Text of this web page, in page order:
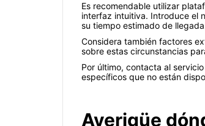
Es recomendable utilizar
interfaz intuitiva. Introduce el
su tiempo estimado de
Considera también factores
sobre estas circunstancias
Por último, contacta al
específicos que no están
Averigüe